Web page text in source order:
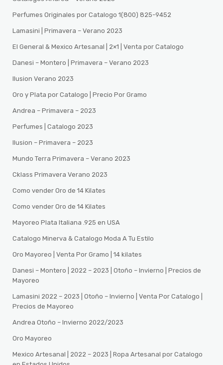
Perfumes Originales por Catalogo 1(800) 825-9452
Lamasini | Primavera – Verano 2023
El General & Mexico Artesanal | 2×1 | Venta por Catalogo
Danesi – Montero | Primavera – Verano 2023
Ilusion Verano 2023
Oro y Plata por Catalogo | Precio Por Gramo
Andrea – Primavera – 2023
Perfumes | Catalogo 2023
Ilusion – Primavera – 2023
Mundo Terra Primavera – Verano 2023
Cklass Primavera Verano 2023
Como vender Oro de 14 Kilates
Como vender Oro de 14 Kilates
Mayoreo Plata Italiana .925 en USA
Catalogo Minerva & Catalogo Moda A Tu Estilo
Oro Mayoreo | Venta Por Gramo | 14 kilates
Danesi – Montero | 2022 – 2023 | Otoño – Invierno | Precios de
Mayoreo
Lamasini 2022 – 2023 | Otoño – Invierno | Venta Por Catalogo |
Precios de Mayoreo
Andrea Otoño – Invierno 2022/2023
Oro Mayoreo
Mexico Artesanal | 2022 – 2023 | Ropa Artesanal por Catalogo